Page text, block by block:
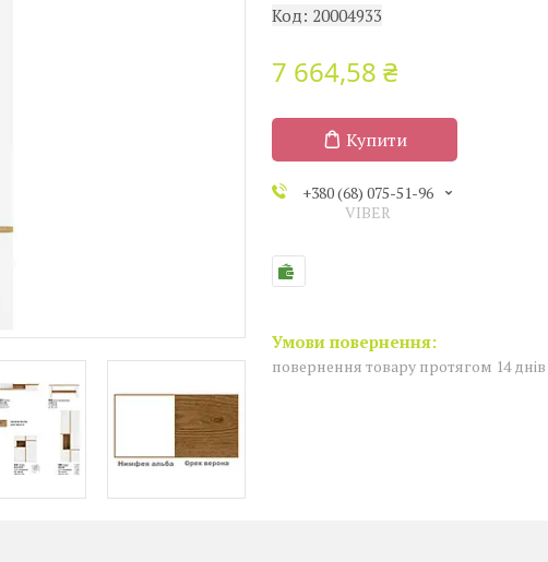
Код: 20004933
7 664,58 ₴
Купити
+380 (68) 075-51-96
VIBER
повернення товару протягом 14 днів